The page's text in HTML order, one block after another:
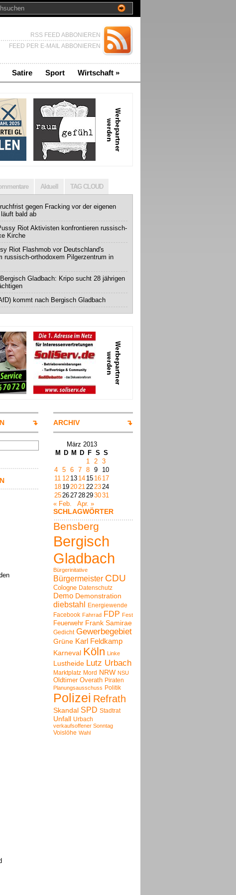
RSS FEED ABBONIEREN
FEED PER E-MAIL ABBONIEREN
Satire Sport Wirtschaft »
Aktuell TAG CLOUD
gegen Fracking vor der eigenen
läuft bald ab
Riot Aktivisten konfrontieren russisch-
Kirche
Riot Flashmob vor Deutschland's
russisch-orthodoxem Pilgerzentrum in
Gladbach: Kripo sucht 28 jährigen
kommt nach Bergisch Gladbach
ARCHIV
März 2013
M
D M D F S S
1 2 3
4 5 6 7 8 9
10
11 12 13 14 15 16 17
18 192021222324
25262728293031
« Feb.
Apr. »
SCHLAGWÖRTER
Bensberg
Bergisch
Gladbach
Bürgerinitative
Bürgermeister CDU
Cologne Datenschutz
Demo Demonstration
diebstahl Energiewende
Facebook Fahrrad FDP Fest
Feuerwehr Frank Samirae
Gedicht Gewerbegebiet
Grüne Karl Feldkamp
Karneval Köln Linke
Lustheide Lutz Urbach
Marktplatz Mord NRW NSU
Oldtimer Overath Piraten
Planungsausschuss Politik
Polizei Refrath
Skandal SPD Stadtrat
Unfall Urbach
verkaufsoffener Sonntag
Voislöhe Wahl